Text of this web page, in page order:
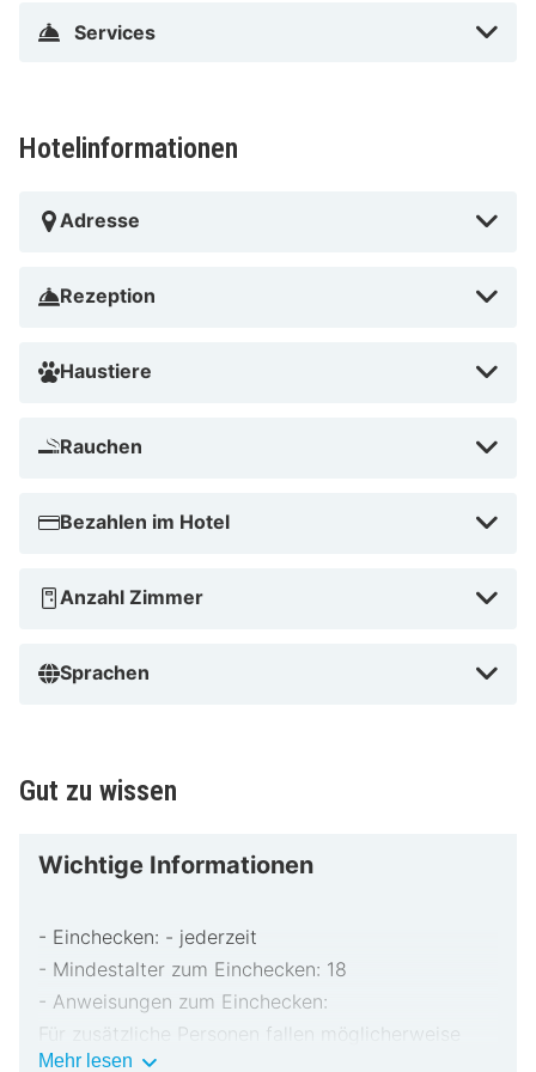
Services
Hotelinformationen
Adresse
Rezeption
Haustiere
Rauchen
Bezahlen im Hotel
Anzahl Zimmer
Sprachen
Gut zu wissen
Wichtige Informationen
- Einchecken: - jederzeit
- Mindestalter zum Einchecken: 18
- Anweisungen zum Einchecken:
Für zusätzliche Personen fallen möglicherweise
Gebühren an, die abhängig von den Bestimmungen
Mehr lesen Wichtige